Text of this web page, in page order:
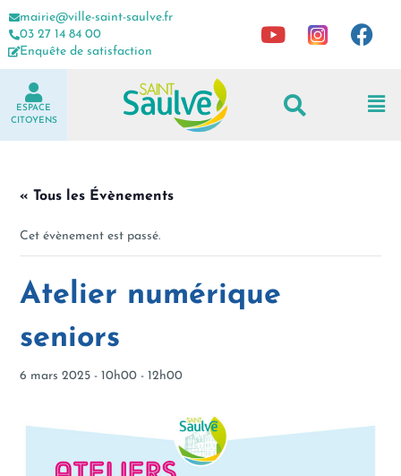
mairie@ville-saint-saulve.fr
03 27 14 84 00
Enquête de satisfaction
ESPACE
CITOYENS
« Tous les Évènements
Cet évènement est passé.
Atelier numérique
seniors
6 mars 2025 - 10h00 -12h00